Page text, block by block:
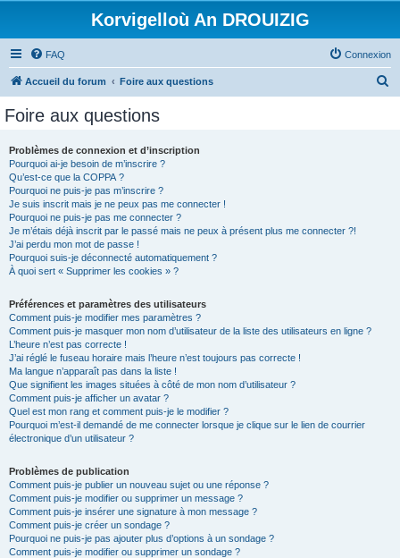
Korvigelloù An DROUIZIG
FAQ Connexion
Accueil du forum Foire aux questions
Foire aux questions
Problèmes de connexion et d’inscription
Pourquoi ai-je besoin de m’inscrire ?
Qu’est-ce que la COPPA ?
Pourquoi ne puis-je pas m’inscrire ?
Je suis inscrit mais je ne peux pas me connecter !
Pourquoi ne puis-je pas me connecter ?
Je m’étais déjà inscrit par le passé mais ne peux à présent plus me connecter ?!
J’ai perdu mon mot de passe !
Pourquoi suis-je déconnecté automatiquement ?
À quoi sert « Supprimer les cookies » ?
Préférences et paramètres des utilisateurs
Comment puis-je modifier mes paramètres ?
Comment puis-je masquer mon nom d’utilisateur de la liste des utilisateurs en ligne ?
L’heure n’est pas correcte !
J’ai réglé le fuseau horaire mais l’heure n’est toujours pas correcte !
Ma langue n’apparaît pas dans la liste !
Que signifient les images situées à côté de mon nom d’utilisateur ?
Comment puis-je afficher un avatar ?
Quel est mon rang et comment puis-je le modifier ?
Pourquoi m’est-il demandé de me connecter lorsque je clique sur le lien de courrier
électronique d’un utilisateur ?
Problèmes de publication
Comment puis-je publier un nouveau sujet ou une réponse ?
Comment puis-je modifier ou supprimer un message ?
Comment puis-je insérer une signature à mon message ?
Comment puis-je créer un sondage ?
Pourquoi ne puis-je pas ajouter plus d’options à un sondage ?
Comment puis-je modifier ou supprimer un sondage ?